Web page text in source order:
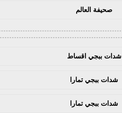
صحيفة العالم
شدات ببجي اقساط
شدات ببجي تمارا
شدات ببجي تمارا